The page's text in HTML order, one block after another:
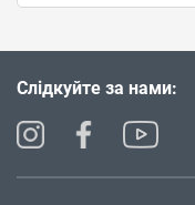
Слідкуйте за нами: